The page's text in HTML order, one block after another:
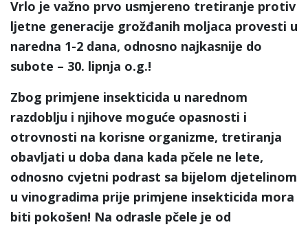
Vrlo je važno prvo usmjereno tretiranje protiv
ljetne generacije grožđanih moljaca provesti u
naredna 1-2 dana, odnosno najkasnije do
subote – 30. lipnja o.g.!
Zbog primjene insekticida u narednom
razdoblju i njihove moguće opasnosti i
otrovnosti na korisne organizme, tretiranja
obavljati u doba dana kada pčele ne lete,
odnosno cvjetni podrast sa bijelom djetelinom
u vinogradima prije primjene insekticida mora
biti pokošen! Na odrasle pčele je od